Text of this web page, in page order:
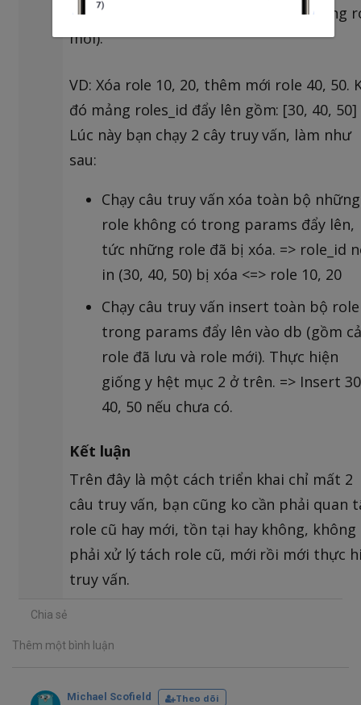
sync (xóa những role ko có, thêm những
mới).
VD: Xóa role 10, 20, thêm mới role 40, 50.
đó mảng roles_id đẩy lên gồm: [30, 40, 50]
Lúc này bạn chạy 2 cây truy vấn, làm như
sau:
Chạy câu truy vấn xóa toàn bộ những
role không có trong params đẩy lên,
tức những role đã bị xóa. => role_id
in (30, 40, 50) bị xóa <=> role 10, 20
Chạy câu truy vấn insert toàn bộ role
trong params đẩy lên vào db (gồm cả
role đã lưu và role mới). Thực hiện
giống y hệt mục 2 ở trên. => Insert
40, 50 nếu chưa có.
Kết luận
Trên đây là một cách triển khai chỉ mất 2
câu truy vấn, bạn cũng ko cần phải quan
role cũ hay mới, tồn tại hay không, không
phải xử lý tách role cũ, mới rồi mới thực
truy vấn.
Chia sẻ
Thêm một bình luận
Michael Scofield
Theo dõi